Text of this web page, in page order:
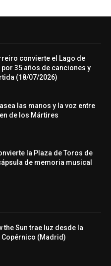
convierte el Lago de
por 35 años de canciones y
(18/07/2026)
las manos y la voz entre
de los Mártires
la Plaza de Toros de
de memoria musical
the Sun trae luz desde la
(Madrid)